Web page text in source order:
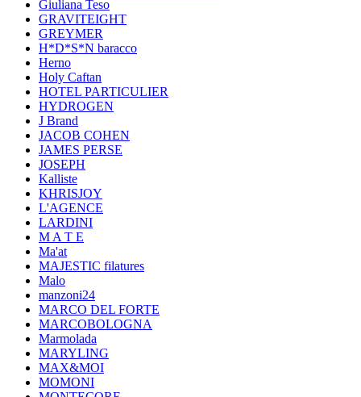
Giuliana Teso
GRAVITEIGHT
GREYMER
H*D*S*N baracco
Herno
Holy Caftan
HOTEL PARTICULIER
HYDROGEN
J Brand
JACOB COHEN
JAMES PERSE
JOSEPH
Kalliste
KHRISJOY
L'AGENCE
LARDINI
M A T E
Ma'at
MAJESTIC filatures
Malo
manzoni24
MARCO DEL FORTE
MARCOBOLOGNA
Marmolada
MARYLING
MAX&MOI
MOMONI